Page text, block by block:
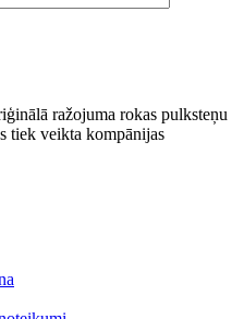
ražojuma rokas pulksteņu
tiek veikta kompānijas